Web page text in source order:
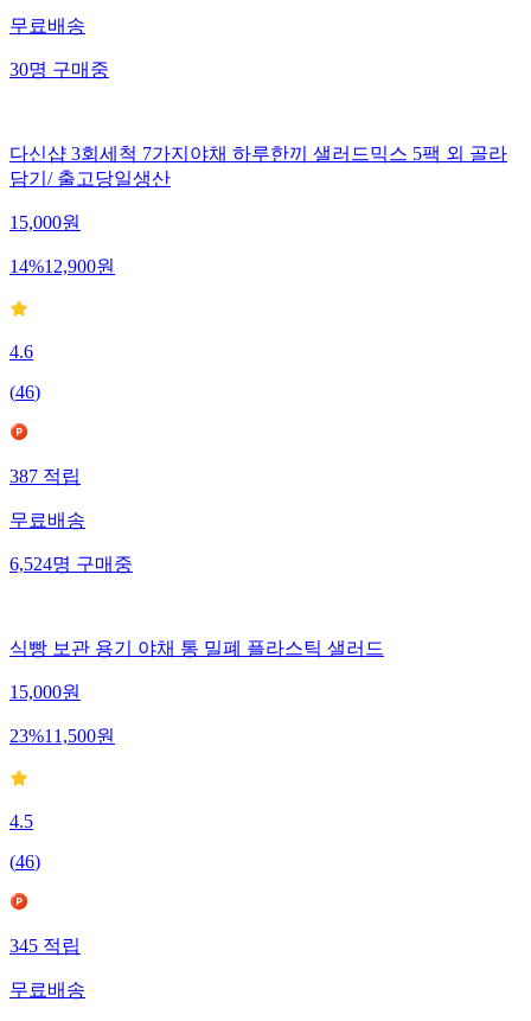
무료배송
30명구매중
다신샵 3회세척 7가지야채 하루한끼 샐러드믹스 5팩 외 골라
담기/ 출고당일생산
15,000원
14%12,900원
4.6
(46)
387적립
무료배송
6,524명구매중
식빵 보관 용기 야채 통 밀폐 플라스틱 샐러드
15,000원
23%11,500원
4.5
(46)
345적립
무료배송